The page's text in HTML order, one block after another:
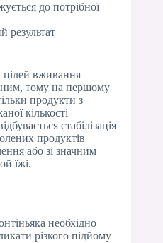
до потрібної
результат
цілей вживання
тому на першому
продукти з
кількості
стабілізація
продуктів
або зі значним
їжі.
необхідно
різкого підйому